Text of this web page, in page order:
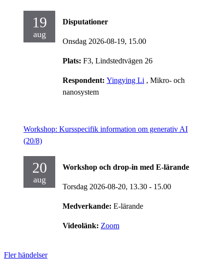
19
aug
Disputationer
Onsdag 2026-08-19, 15.00
Plats: F3, Lindstedtvägen 26
Respondent: Yingying Li , Mikro- och
nanosystem
Workshop: Kursspecifik information om generativ AI
(20/8)
20
aug
Workshop och drop-in med E-lärande
Torsdag 2026-08-20, 13.30 - 15.00
Medverkande: E-lärande
Videolänk: Zoom
Fler händelser